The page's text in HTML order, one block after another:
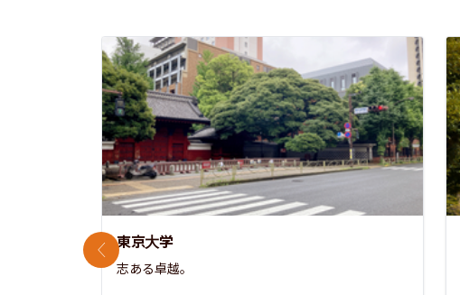
東京大学
志ある卓越。
前のスライド